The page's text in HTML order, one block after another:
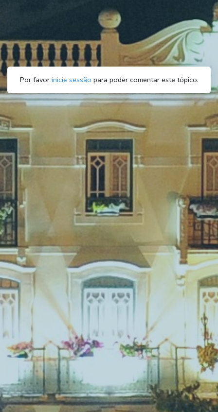
Por favor inicie sessão para poder comentar este tópico.